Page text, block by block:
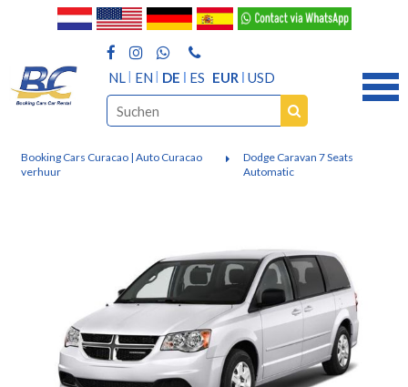
NL EN DE ES EUR USD
Booking Cars Curacao | Auto Curacao
verhuur
Dodge Caravan 7 Seats
Automatic